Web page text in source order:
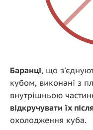
Баранці, що
кубом, виконані з
внутрішньою
відкручувати їх
охолодження куба.